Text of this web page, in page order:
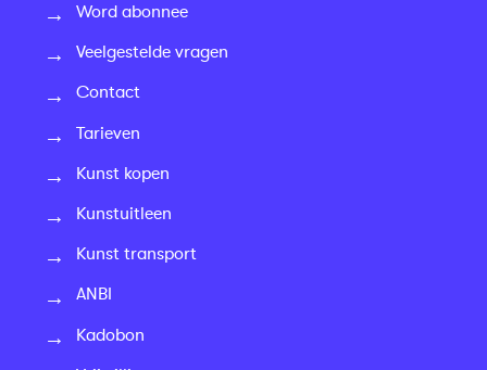
Word abonnee
Veelgestelde vragen
Contact
Tarieven
Kunst kopen
Kunstuitleen
Kunst transport
ANBI
Kadobon